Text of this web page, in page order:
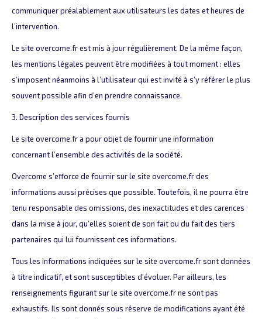
communiquer préalablement aux utilisateurs les dates et heures de
l’intervention.
Le site overcome.fr est mis à jour régulièrement. De la même façon,
les mentions légales peuvent être modifiées à tout moment : elles
s’imposent néanmoins à l’utilisateur qui est invité à s’y référer le plus
souvent possible afin d’en prendre connaissance.
3. Description des services fournis
Le site overcome.fr a pour objet de fournir une information
concernant l’ensemble des activités de la société.
Overcome s’efforce de fournir sur le site overcome.fr des
informations aussi précises que possible. Toutefois, il ne pourra être
tenu responsable des omissions, des inexactitudes et des carences
dans la mise à jour, qu’elles soient de son fait ou du fait des tiers
partenaires qui lui fournissent ces informations.
Tous les informations indiquées sur le site overcome.fr sont données
à titre indicatif, et sont susceptibles d’évoluer. Par ailleurs, les
renseignements figurant sur le site overcome.fr ne sont pas
exhaustifs. Ils sont donnés sous réserve de modifications ayant été